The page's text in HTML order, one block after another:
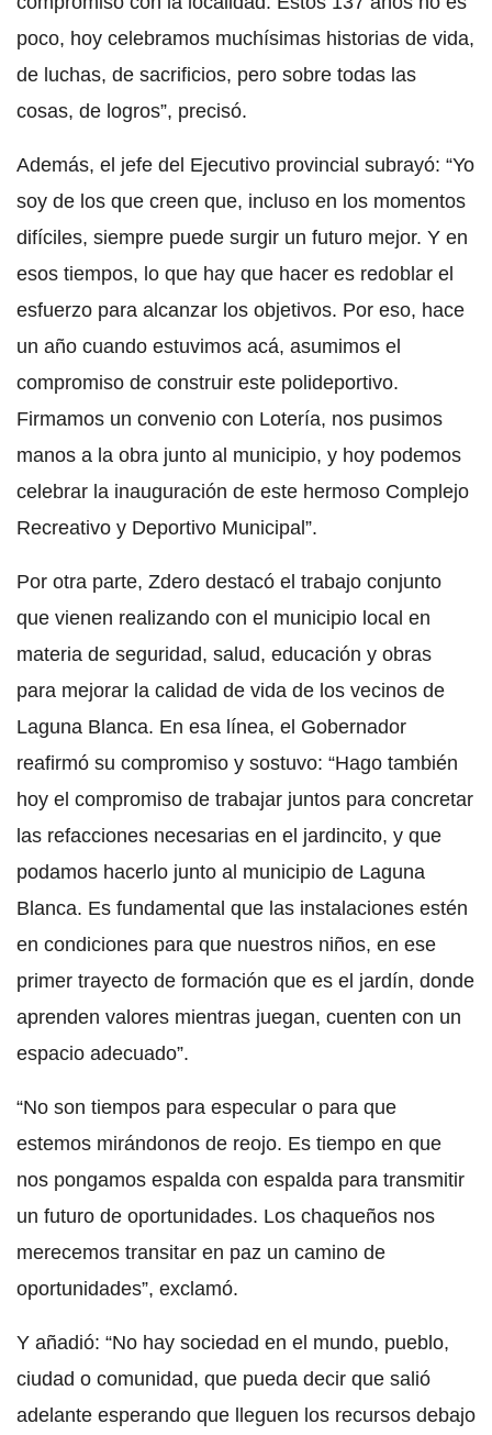
poco, hoy celebramos muchísimas historias de vida,
de luchas, de sacrificios, pero sobre todas las
cosas, de logros”, precisó.
Además, el jefe del Ejecutivo provincial subrayó: “Yo
soy de los que creen que, incluso en los momentos
difíciles, siempre puede surgir un futuro mejor. Y en
esos tiempos, lo que hay que hacer es redoblar el
esfuerzo para alcanzar los objetivos. Por eso, hace
un año cuando estuvimos acá, asumimos el
compromiso de construir este polideportivo.
Firmamos un convenio con Lotería, nos pusimos
manos a la obra junto al municipio, y hoy podemos
celebrar la inauguración de este hermoso Complejo
Recreativo y Deportivo Municipal”.
Por otra parte, Zdero destacó el trabajo conjunto
que vienen realizando con el municipio local en
materia de seguridad, salud, educación y obras
para mejorar la calidad de vida de los vecinos de
Laguna Blanca. En esa línea, el Gobernador
reafirmó su compromiso y sostuvo: “Hago también
hoy el compromiso de trabajar juntos para concretar
las refacciones necesarias en el jardincito, y que
podamos hacerlo junto al municipio de Laguna
Blanca. Es fundamental que las instalaciones estén
en condiciones para que nuestros niños, en ese
primer trayecto de formación que es el jardín, donde
aprenden valores mientras juegan, cuenten con un
espacio adecuado”.
“No son tiempos para especular o para que
estemos mirándonos de reojo. Es tiempo en que
nos pongamos espalda con espalda para transmitir
un futuro de oportunidades. Los chaqueños nos
merecemos transitar en paz un camino de
oportunidades”, exclamó.
Y añadió: “No hay sociedad en el mundo, pueblo,
ciudad o comunidad, que pueda decir que salió
adelante esperando que lleguen los recursos debajo